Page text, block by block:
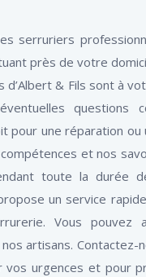
serruriers
près de votre
d’Albert & Fils sont à
questions
pour une réparation ou
et nos
toute la durée
un service
Vous pouvez
artisans. Contactez-
vos urgences et pour